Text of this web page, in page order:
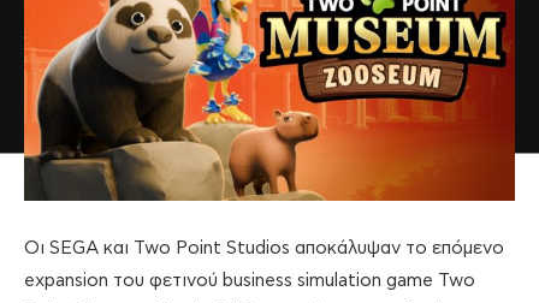
Οι SEGA και Two Point Studios αποκάλυψαν το επόμενο
expansion του φετινού business simulation game Two